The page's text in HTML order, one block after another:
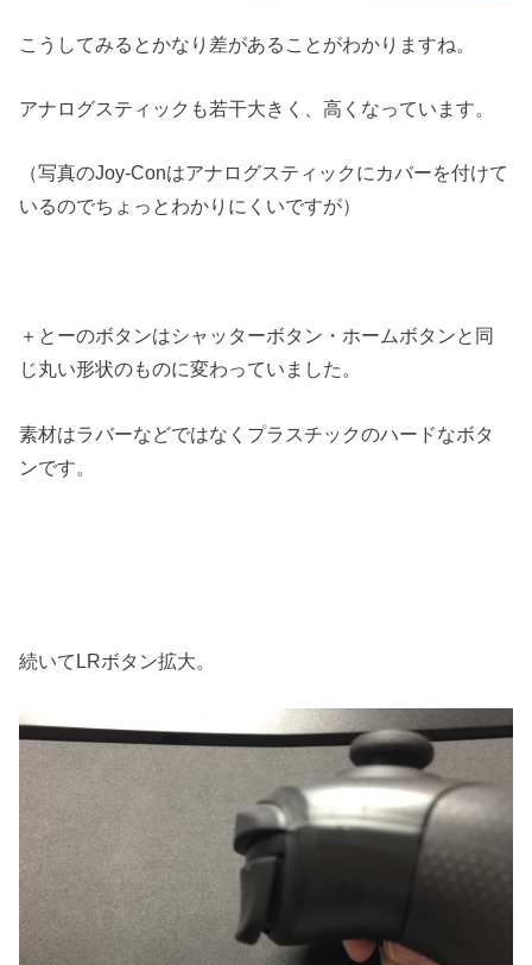
こうしてみるとかなり差があることがわかりますね。
アナログスティックも若干大きく、高くなっています。
（写真のJoy-Conはアナログスティックにカバーを付けて
いるのでちょっとわかりにくいですが）
＋とーのボタンはシャッターボタン・ホームボタンと同
じ丸い形状のものに変わっていました。
素材はラバーなどではなくプラスチックのハードなボタ
ンです。
続いてLRボタン拡大。